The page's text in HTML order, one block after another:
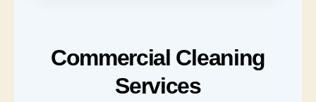
Commercial Cleaning
Services